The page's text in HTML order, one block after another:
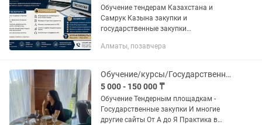
Обучение тендерам Казахстана и
Самрук Казына закупки и
государственные закупки
полный цикл обучения Научим
Алматы, позавчера
Обучение/курсы/Государственные закупки/ТЕНДЕР/О Маркет/Бизнес/Закуп
5 000 - 150 000 ₸
Обучение Тендерным площадкам -
Государственные закупки И многие
другие сайты От А до Я Практика в